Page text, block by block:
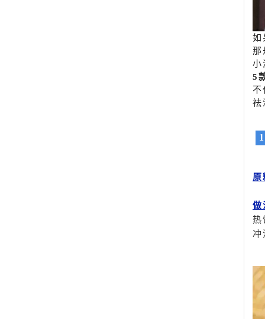
如
那
小
5
不
祛
原
做
热
冲